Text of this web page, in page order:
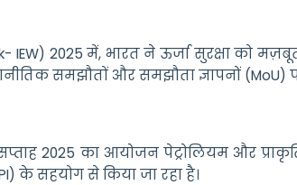
IEW) 2025 में, भारत ने ऊर्जा सुरक्षा को
समझौतों और समझौता ज्ञापनों (MoU)
2025 का आयोजन पेट्रोलियम और
के सहयोग से किया जा रहा है।